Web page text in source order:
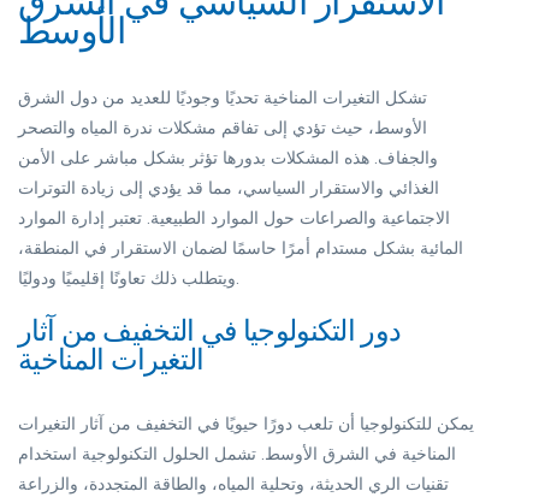
الأوسط
تشكل التغيرات المناخية تحديًا وجوديًا للعديد من دول الشرق
الأوسط، حيث تؤدي إلى تفاقم مشكلات ندرة المياه والتصحر
والجفاف. هذه المشكلات بدورها تؤثر بشكل مباشر على الأمن
الغذائي والاستقرار السياسي، مما قد يؤدي إلى زيادة التوترات
الاجتماعية والصراعات حول الموارد الطبيعية. تعتبر إدارة الموارد
المائية بشكل مستدام أمرًا حاسمًا لضمان الاستقرار في المنطقة،
ويتطلب ذلك تعاونًا إقليميًا ودوليًا.
دور التكنولوجيا في التخفيف من آثار
التغيرات المناخية
يمكن للتكنولوجيا أن تلعب دورًا حيويًا في التخفيف من آثار التغيرات
المناخية في الشرق الأوسط. تشمل الحلول التكنولوجية استخدام
تقنيات الري الحديثة، وتحلية المياه، والطاقة المتجددة، والزراعة